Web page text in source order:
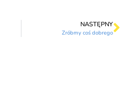
NASTĘPNY
Zróbmy coś dobrego